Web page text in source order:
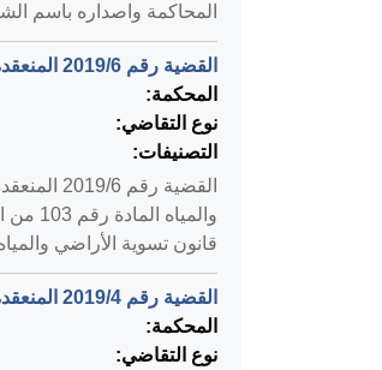
المحاكمة واصداره باسم
القضية رقم ‎6‏/‎2019‏ المنعقدة في المحكمة الدستورية العليا بتاريخ ‎2019-11-25‏
المحكمة:
نوع التقاضي:
التصنيفات:
قانون تسوية الأراضي والمياه قانون
القضية رقم ‎4‏/‎2019‏ المنعقدة في المحكمة الدستورية العليا بتاريخ ‎2019-10-15‏
المحكمة:
نوع التقاضي: